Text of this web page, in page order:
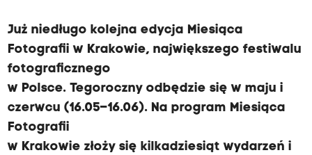
Już niedługo kolejna edycja Miesiąca
Fotografii w Krakowie, największego festiwalu
fotograficznego
w Polsce. Tegoroczny odbędzie się w maju i
czerwcu (16.05–16.06). Na program Miesiąca
Fotografii
w Krakowie złoży się kilkadziesiąt wydarzeń i